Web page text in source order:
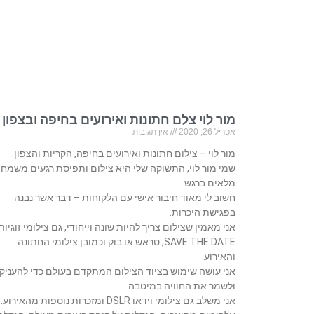
מור לוי צלם חתונות ואירועים בחיפה ובצפון
אפריל 26, 2020 אין תגובות
מור לוי – צילום חתונות ואירועים בחיפה, הקריות והצפון.
שמי מור לוי, התשוקה שלי היא צילום ותפיסת רגעים
מלאים ברגש.
חשוב לי מאוד חיבור אישי עם הלקוחות – דבר אשר נבנה
בפגישת היכרות.
אני מאמין שצילום צריך להיות שונה וייחודי, גם צילומי
SAVE THE DATE, טראש או בוק וכמובן צילומי החתונה
והאירוע.
אני עושה שימוש בציוד הצילום המתקדם בעולם כדי להעניק
ולשמר את החוויה במיטבה.
אני משלב גם צילומי וידאו DSLR ומזכרות נוספות מהאירוע: